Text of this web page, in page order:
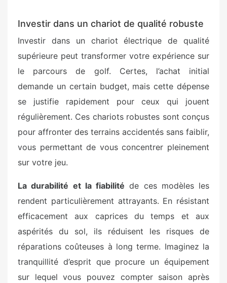
Investir dans un chariot de qualité robuste
Investir dans un chariot électrique de qualité
supérieure peut transformer votre expérience sur
le parcours de golf. Certes, l’achat initial
demande un certain budget, mais cette dépense
se justifie rapidement pour ceux qui jouent
régulièrement. Ces chariots robustes sont conçus
pour affronter des terrains accidentés sans faiblir,
vous permettant de vous concentrer pleinement
sur votre jeu.
La durabilité et la fiabilité de ces modèles les
rendent particulièrement attrayants. En résistant
efficacement aux caprices du temps et aux
aspérités du sol, ils réduisent les risques de
réparations coûteuses à long terme. Imaginez la
tranquillité d’esprit que procure un équipement
sur lequel vous pouvez compter saison après